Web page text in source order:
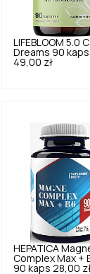
LIFEBLOOM 5.0
Dreams 90 kaps.
49,00 zł
HEPATICA
Complex Max +
90 kaps 28,00